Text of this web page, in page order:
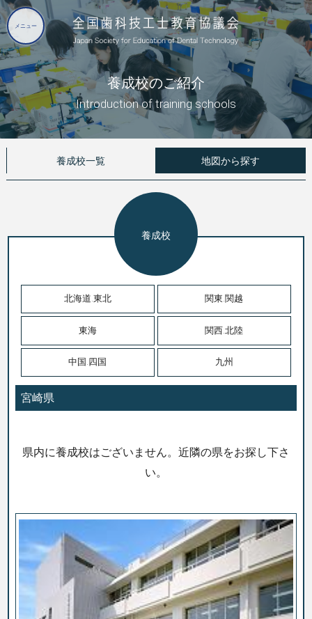
養成校のご紹介
Introduction of training schools
養成校一覧 地図から探す
養成校
北海道.東北 関東.関越
東海 関西.北陸
中国.四国 九州
宮崎県
県内に養成校はございません。近隣の県をお探し下さ
い。